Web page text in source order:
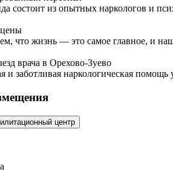
состоит из опытных наркологов и
что жизнь — это самое главное, и
врача в Орехово-Зуево
и заботливая наркологическая
центр